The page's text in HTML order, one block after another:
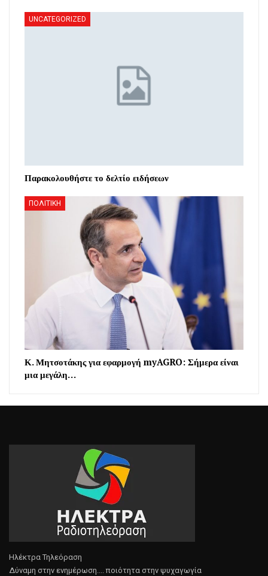
UNCATEGORIZED
Παρακολουθήστε το δελτίο ειδήσεων
ΠΟΛΙΤΙΚΗ
Κ. Μητσοτάκης για εφαρμογή myAGRO: Σήμερα είναι
μια μεγάλη…
Ηλέκτρα Τηλεόραση
Δύναμη στην ενημέρωση.... ποιότητα στην ψυχαγωγία